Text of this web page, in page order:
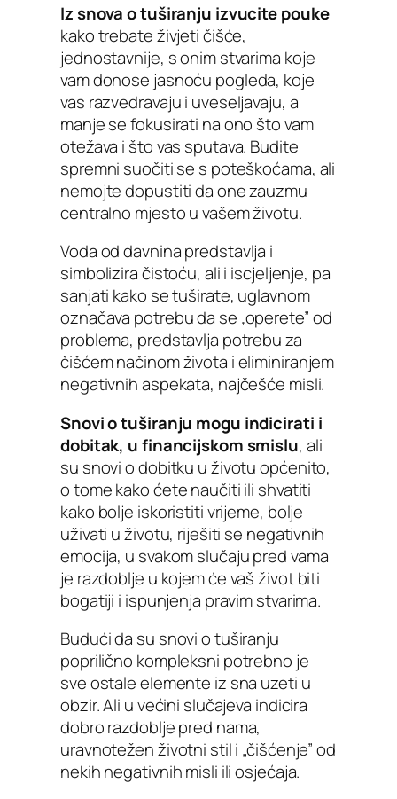
Iz snova o tuširanju izvucite pouke
kako trebate živjeti čišće,
jednostavnije, s onim stvarima koje
vam donose jasnoću pogleda, koje
vas razvedravaju i uveseljavaju, a
manje se fokusirati na ono što vam
otežava i što vas sputava. Budite
spremni suočiti se s poteškoćama, ali
nemojte dopustiti da one zauzmu
centralno mjesto u vašem životu.
Voda od davnina predstavlja i
simbolizira čistoću, ali i iscjeljenje, pa
sanjati kako se tuširate, uglavnom
označava potrebu da se „operete” od
problema, predstavlja potrebu za
čišćem načinom života i eliminiranjem
negativnih aspekata, najčešće misli.
Snovi o tuširanju mogu indicirati i
dobitak, u financijskom smislu, ali
su snovi o dobitku u životu općenito,
o tome kako ćete naučiti ili shvatiti
kako bolje iskoristiti vrijeme, bolje
uživati u životu, riješiti se negativnih
emocija, u svakom slučaju pred vama
je razdoblje u kojem će vaš život biti
bogatiji i ispunjenja pravim stvarima.
Budući da su snovi o tuširanju
poprilično kompleksni potrebno je
sve ostale elemente iz sna uzeti u
obzir. Ali u većini slučajeva indicira
dobro razdoblje pred nama,
uravnotežen životni stil i „čišćenje” od
nekih negativnih misli ili osjećaja.